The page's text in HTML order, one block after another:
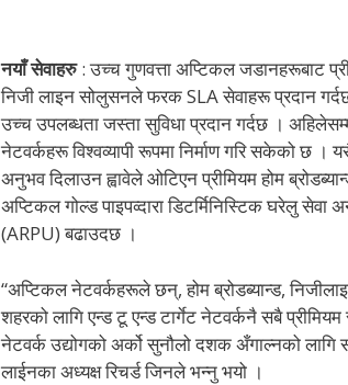
नयाँ सेवाहरु: उच्च गुणवत्ता अप्टिकल जडानहरूबाट
निजी लाइन सोलुसनले फरक SLA सेवाहरू प्रदान
उच्च उपलब्धता जस्ता सुविधा प्रदान गर्दछ ।
नेटवर्कहरू विश्वव्यापी रूपमा निर्माण गरि सकेको छ ।
अनुभव दिलाउन ह्वावेले ओटिएन प्रीमियम होम
अप्टिकल गोल्ड पाइपव्दारा डिटर्मिनिस्टिक घरेलु
(ARPU) बढाउदछ ।
“अप्टिकल नेटवर्कहरूले छन्, होम ब्रोडब्यान्ड,
शहरको लागि एन्ड टू एन्ड टार्गेट नेटवर्कनै सबै
नेटवर्क उद्योगको अर्को सुनौलो दशक अँगाल्नको लागि
लाईनका अध्यक्ष रिचर्ड जिनले भन्नु भयो ।